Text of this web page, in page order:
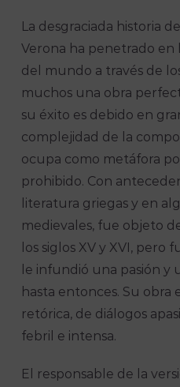
La desgraciada historia
Verona ha penetrado en
del mundo a través de
muchos una obra
su éxito es debido en
complejidad de la
ocupa como metáfora
prohibido. Con
literatura griegas y en
medievales, fue objeto
los siglos XV y XVI, pero
le infundió una pasión y
hasta entonces. Su obra
retórica, de diálogos
febril e intensa.
El responsable de la